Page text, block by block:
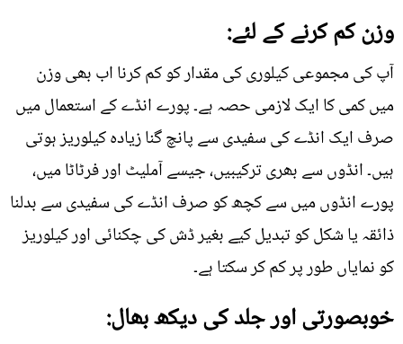
وزن کم کرنے کے لئے:
آپ کی مجموعی کیلوری کی مقدار کو کم کرنا اب بھی وزن
میں کمی کا ایک لازمی حصہ ہے۔ پورے انڈے کے استعمال میں
صرف ایک انڈے کی سفیدی سے پانچ گنا زیادہ کیلوریز ہوتی
ہیں۔ انڈوں سے بھری ترکیبیں، جیسے آملیٹ اور فرٹاٹا میں،
پورے انڈوں میں سے کچھ کو صرف انڈے کی سفیدی سے بدلنا
ذائقہ یا شکل کو تبدیل کیے بغیر ڈش کی چکنائی اور کیلوریز
کو نمایاں طور پر کم کر سکتا ہے۔
خوبصورتی اور جلد کی دیکھ بھال: